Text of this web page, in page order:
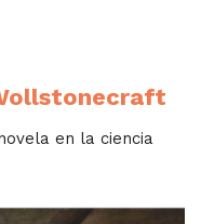
en la ciencia